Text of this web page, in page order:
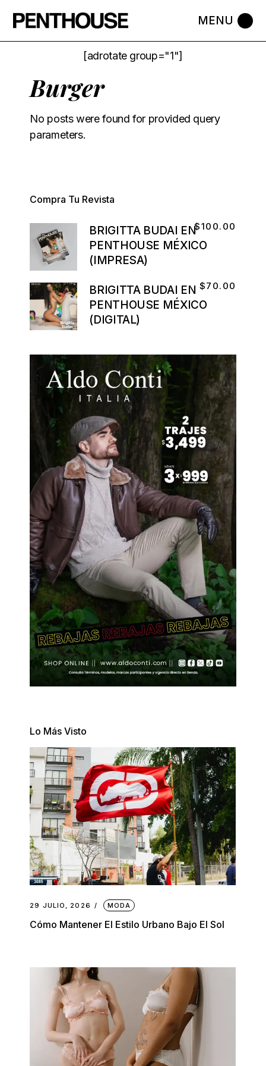
[adrotate group="1"]
Burger
No posts were found for provided query
parameters.
Compra Tu Revista
BRIGITTA BUDAI EN
PENTHOUSE MÉXICO
(IMPRESA)
$100.00
BRIGITTA BUDAI EN
PENTHOUSE MÉXICO
(DIGITAL)
$70.00
Lo Más Visto
29 JULIO, 2026 MODA
Cómo Mantener El Estilo Urbano Bajo El Sol